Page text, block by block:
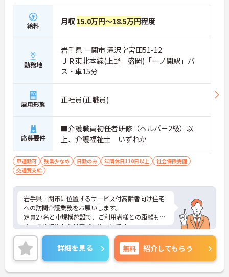
給料 月収 15.0万円～18.5万円程度
勤務地
岩手県 一関市 滝沢字宮田51-12
ＪＲ東北本線(上野－盛岡)「一ノ関駅」バ
ス・車15分
雇用形態 正社員(正職員)
応募要件
■介護職員初任者研修（ヘルパー2級）以
上、介護福祉士 いずれか
車通勤可 残業少なめ 日勤のみ 年間休日110日以上
社会保険完備
交通費支給
岩手県一関市に位置するサービス付高齢者向け住宅
への訪問介護業務をお願いします。
定員27名と小規模施設で、ご利用者様との距離も近
く、きめ細やかな対応がしやすいです。
日勤のみ、年間休日120日も多めでメリハリつけて
ご就業いただけます。
ご興味のある方には、面接対策ポイントなど、さら
に詳細をお話しいたしますのでお気軽にご相談くだ
さい！
詳細を見る 無料 紹介してもらう